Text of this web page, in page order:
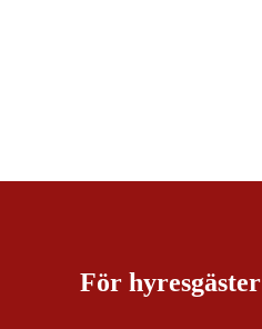
För hyresgäster